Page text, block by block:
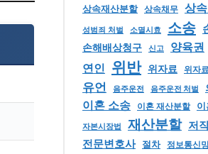
상속재산분할 상속채무 상
성범죄 처벌 소멸시효 소송
손해배상청구 신고 양육권
연인 위반 위자료 위자
유언 음주운전 음주운전 처벌
이혼 소송 이혼 재산분할 이
자본시장법 재산분할 저
전문변호사 절차 정보통신